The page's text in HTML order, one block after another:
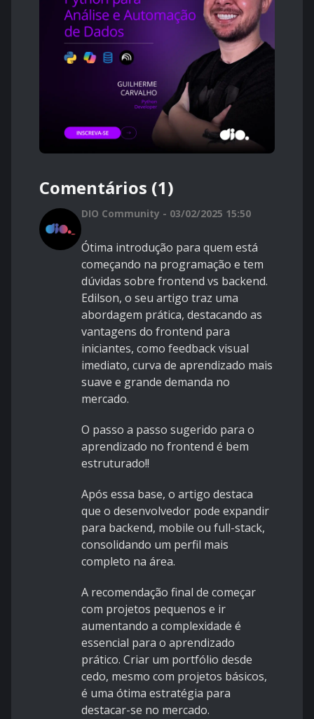
Comentários (1)
DIO Community - 03/02/2025 15:50
Ótima introdução para quem está
começando na programação e tem
dúvidas sobre frontend vs backend.
Edilson, o seu artigo traz uma
abordagem prática, destacando as
vantagens do frontend para
iniciantes, como feedback visual
imediato, curva de aprendizado mais
suave e grande demanda no
mercado.
O passo a passo sugerido para o
aprendizado no frontend é bem
estruturado!!
Após essa base, o artigo destaca
que o desenvolvedor pode expandir
para backend, mobile ou full-stack,
consolidando um perfil mais
completo na área.
A recomendação final de começar
com projetos pequenos e ir
aumentando a complexidade é
essencial para o aprendizado
prático. Criar um portfólio desde
cedo, mesmo com projetos básicos,
é uma ótima estratégia para
destacar-se no mercado.